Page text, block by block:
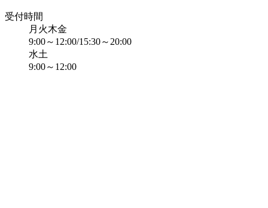
受付時間
月火木金
9:00～12:00/15:30～20:00
水土
9:00～12:00